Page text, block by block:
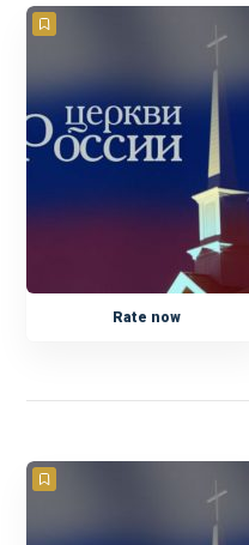
Rate now